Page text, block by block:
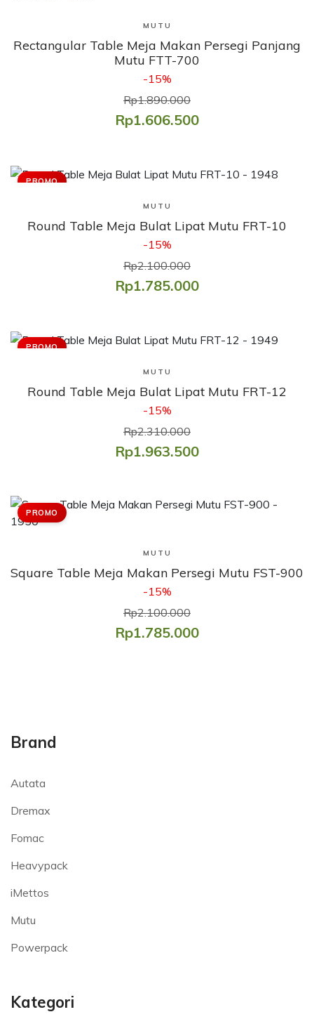
Brand
Autata
Dremax
Fomac
Heavypack
iMettos
Mutu
Powerpack
Kategori
Lihat Produk
MUTU
Rectangular Table Meja Makan Persegi Panjang
Mutu FTT-700
-15%
Rp1.890.000
Rp1.606.500
PROMO
Lihat Produk
MUTU
Round Table Meja Bulat Lipat Mutu FRT-10
-15%
Rp2.100.000
Rp1.785.000
PROMO
Lihat Produk
MUTU
Round Table Meja Bulat Lipat Mutu FRT-12
-15%
Rp2.310.000
Rp1.963.500
PROMO
Lihat Produk
MUTU
Square Table Meja Makan Persegi Mutu FST-900
-15%
Rp2.100.000
Rp1.785.000